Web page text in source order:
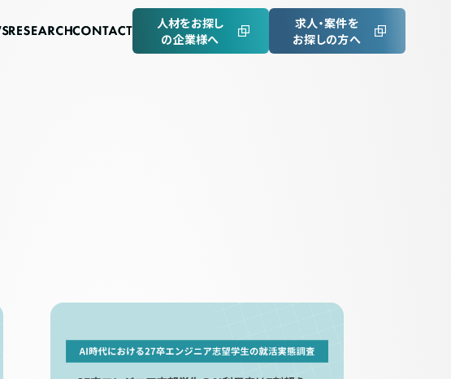
人材をお探し
の企業様へ
求人・案件を
お探しの方へ